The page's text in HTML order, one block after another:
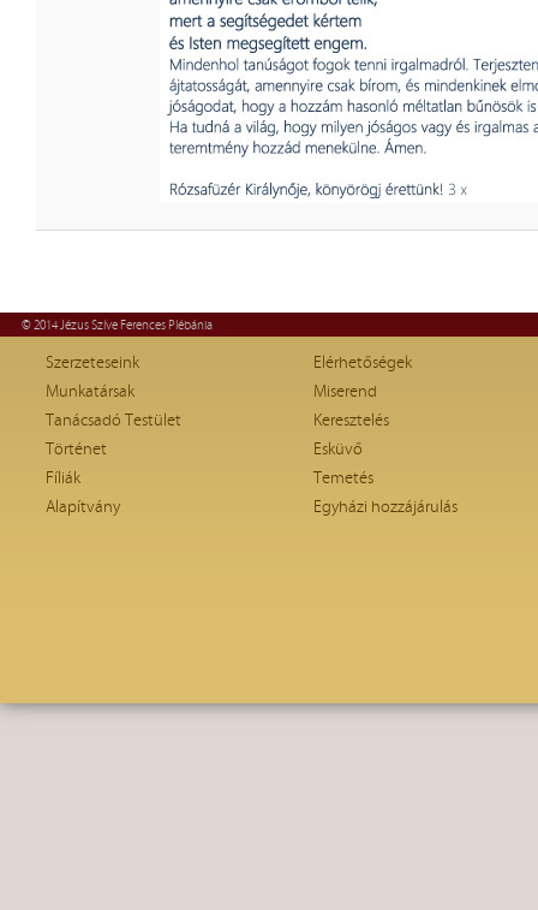
© 2014 Jézus Szíve Ferences Plébánia
Szerzeteseink
Munkatársak
Tanácsadó Testület
Történet
Fíliák
Alapítvány
Elérhetőségek
Miserend
Keresztelés
Esküvő
Temetés
Egyházi hozzájárulás